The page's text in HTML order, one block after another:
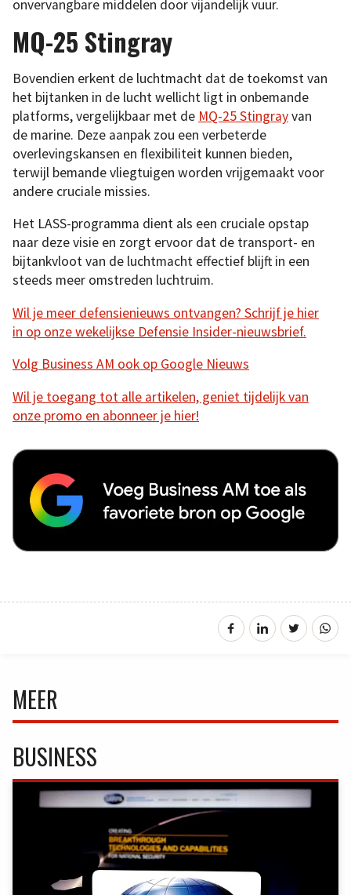
onvervangbare middelen door vijandelijk vuur.
MQ-25 Stingray
Bovendien erkent de luchtmacht dat de toekomst van
het bijtanken in de lucht wellicht ligt in onbemande
platforms, vergelijkbaar met de MQ-25 Stingrayvan
de marine. Deze aanpak zou een verbeterde
overlevingskansen en flexibiliteit kunnen bieden,
terwijl bemande vliegtuigen worden vrijgemaakt voor
andere cruciale missies.
Het LASS-programma dient als een cruciale opstap
naar deze visie en zorgt ervoor dat de transport- en
bijtankvloot van de luchtmacht effectief blijft in een
steeds meer omstreden luchtruim.
Wil je meer defensienieuws ontvangen? Schrijf je hier
in op onze wekelijkse Defensie Insider-nieuwsbrief.
Volg Business AM ook op Google Nieuws
Wil je toegang tot alle artikelen, geniet tijdelijk van
onze promo en abonneer je hier!
MEER
BUSINESS